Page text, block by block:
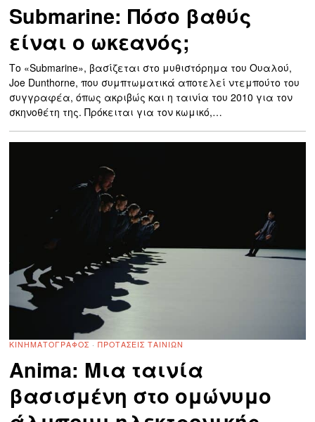
Submarine: Πόσο βαθύς
είναι ο ωκεανός;
Το «Submarine», βασίζεται στο μυθιστόρημα του Ουαλού,
Joe Dunthorne, που συμπτωματικά αποτελεί ντεμπούτο του
συγγραφέα, όπως ακριβώς και η ταινία του 2010 για τον
σκηνοθέτη της. Πρόκειται για τον κωμικό,…
ΚΙΝΗΜΑΤΟΓΡΆΦΟΣ · ΠΡΟΤΆΣΕΙΣ ΤΑΙΝΙΏΝ
Anima: Mια ταινία
βασισμένη στο ομώνυμο